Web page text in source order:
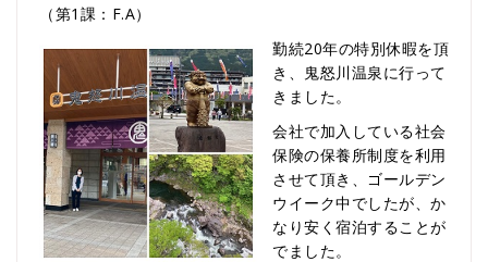
（第1課：F.A）
勤続20年の特別休暇を頂
き、鬼怒川温泉に行って
きました。
会社で加入している社会
保険の保養所制度を利用
させて頂き、ゴールデン
ウイーク中でしたが、か
なり安く宿泊することが
でました。